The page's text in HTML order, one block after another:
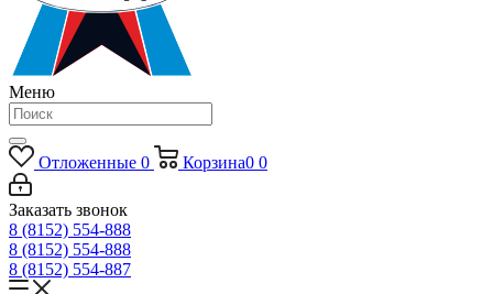
Меню
Отложенные 0 Корзина0 0
Заказать звонок
8 (8152) 554-888
8 (8152) 554-888
8 (8152) 554-887